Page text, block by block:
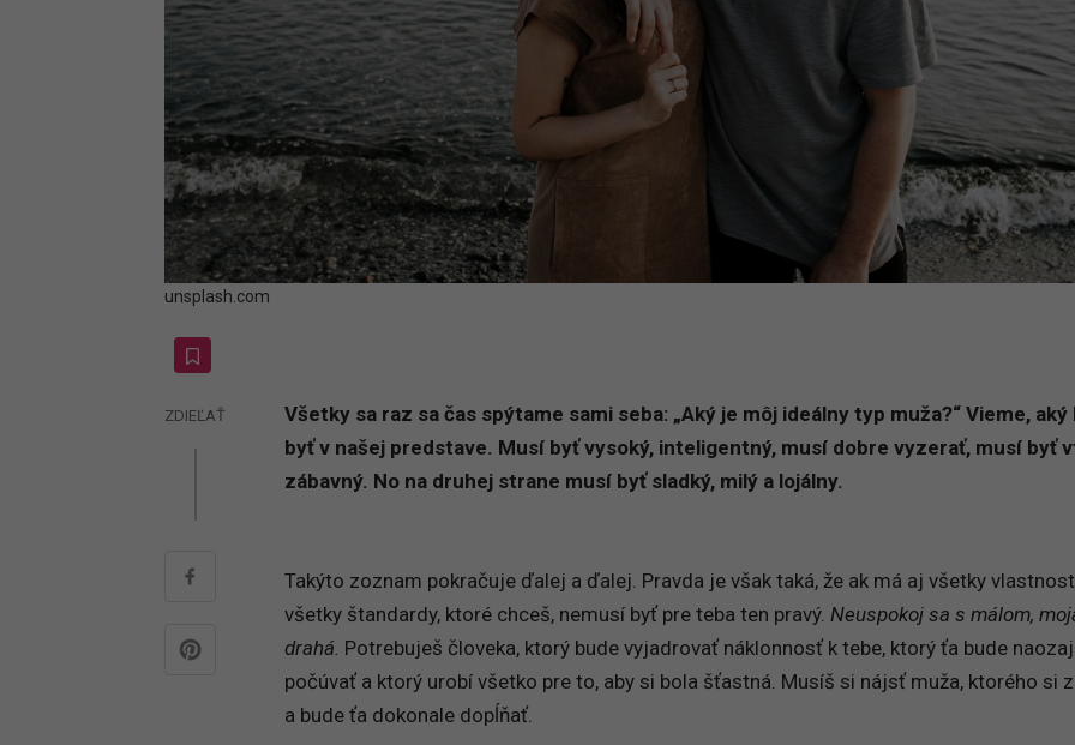
unsplash.com
ZDIEĽAŤ
Všetky sa raz sa čas spýtame sami seba: „Aký je môj ideálny typ muža?“ Vieme, aký
byť v našej predstave. Musí byť vysoký, inteligentný, musí dobre vyzerať, musí byť
zábavný. No na druhej strane musí byť sladký, milý a lojálny.
Takýto zoznam pokračuje ďalej a ďalej. Pravda je však taká, že ak má aj všetky
všetky štandardy, ktoré chceš, nemusí byť pre teba ten pravý. Neuspokoj sa s málom,
drahá. Potrebuješ človeka, ktorý bude vyjadrovať náklonnosť k tebe, ktorý ťa bude naozaj
počúvať a ktorý urobí všetko pre to, aby si bola šťastná. Musíš si nájsť muža, ktorého si
a bude ťa dokonale dopĺňať.